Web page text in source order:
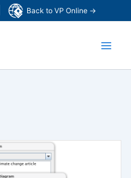
Back to VP Online →